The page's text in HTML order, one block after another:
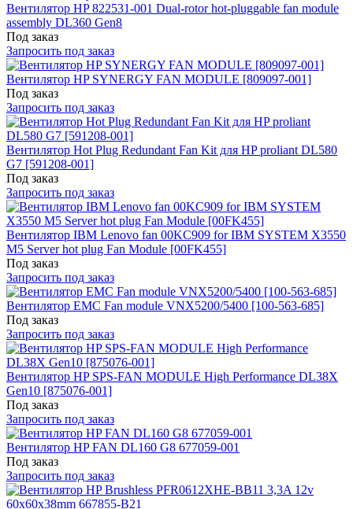
Вентилятор HP 822531-001 Dual-rotor hot-pluggable fan module
assembly DL360 Gen8
Под заказ
Запросить под заказ
Вентилятор HP SYNERGY FAN MODULE [809097-001]
Под заказ
Запросить под заказ
Вентилятор Hot Plug Redundant Fan Kit для HP proliant DL580
G7 [591208-001]
Под заказ
Запросить под заказ
Вентилятор IBM Lenovo fan 00KC909 for IBM SYSTEM X3550
M5 Server hot plug Fan Module [00FK455]
Под заказ
Запросить под заказ
Вентилятор EMC Fan module VNX5200/5400 [100-563-685]
Под заказ
Запросить под заказ
Вентилятор HP SPS-FAN MODULE High Performance DL38X
Gen10 [875076-001]
Под заказ
Запросить под заказ
Вентилятор HP FAN DL160 G8 677059-001
Под заказ
Запросить под заказ